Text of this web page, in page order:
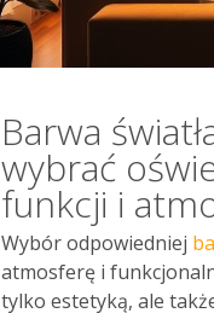
Barwa
wybrać
funkcji i
Wybór odpowiedniej
atmosferę i
tylko estetyką, ale